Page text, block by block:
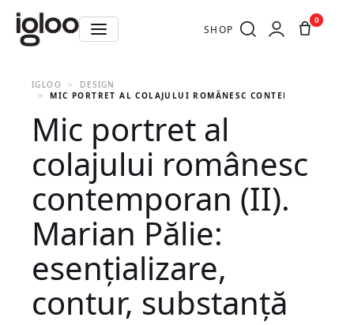
SHOP
0
IGLOO
DESIGN
MIC PORTRET AL COLAJULUI ROMÂNESC CONTEMPORAN
Mic portret al
colajului românesc
contemporan (II).
Marian Pălie:
esenţializare,
contur, substanţă